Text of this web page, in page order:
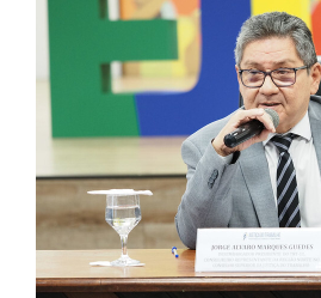
Sites Institucionais
Biblioteca
Centro de Memória
Educação a distância
Responsabilidade
Comissão Permanente de
Escola Judicial